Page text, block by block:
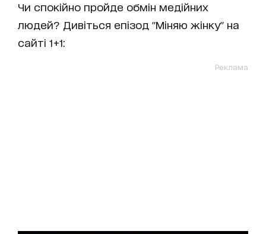
Чи спокійно пройде обмін медійних
людей? Дивіться епізод "Міняю жінку" на
сайті 1+1:
Реклама